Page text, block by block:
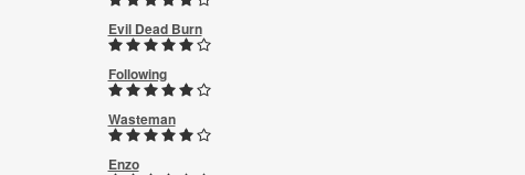
Evil Dead Burn
Following
Wasteman
Enzo